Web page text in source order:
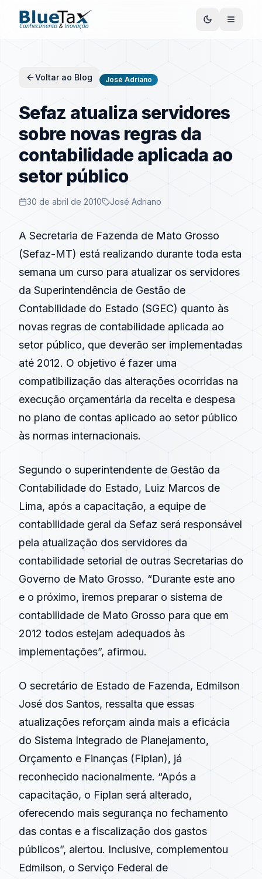
Voltar ao Blog José Adriano
Sefaz atualiza servidores
sobre novas regras da
contabilidade aplicada ao
setor público
30 de abril de 2010 José Adriano
A Secretaria de Fazenda de Mato Grosso
(Sefaz-MT) está realizando durante toda esta
semana um curso para atualizar os servidores
da Superintendência de Gestão de
Contabilidade do Estado (SGEC) quanto às
novas regras de contabilidade aplicada ao
setor público, que deverão ser implementadas
até 2012. O objetivo é fazer uma
compatibilização das alterações ocorridas na
execução orçamentária da receita e despesa
no plano de contas aplicado ao setor público
às normas internacionais.
Segundo o superintendente de Gestão da
Contabilidade do Estado, Luiz Marcos de
Lima, após a capacitação, a equipe de
contabilidade geral da Sefaz será responsável
pela atualização dos servidores da
contabilidade setorial de outras Secretarias do
Governo de Mato Grosso. “Durante este ano
e o próximo, iremos preparar o sistema de
contabilidade de Mato Grosso para que em
2012 todos estejam adequados às
implementações”, afirmou.
O secretário de Estado de Fazenda, Edmilson
José dos Santos, ressalta que essas
atualizações reforçam ainda mais a eficácia
do Sistema Integrado de Planejamento,
Orçamento e Finanças (Fiplan), já
reconhecido nacionalmente. “Após a
capacitação, o Fiplan será alterado,
oferecendo mais segurança no fechamento
das contas e a fiscalização dos gastos
públicos”, alertou. Inclusive, complementou
Edmilson, o Serviço Federal de